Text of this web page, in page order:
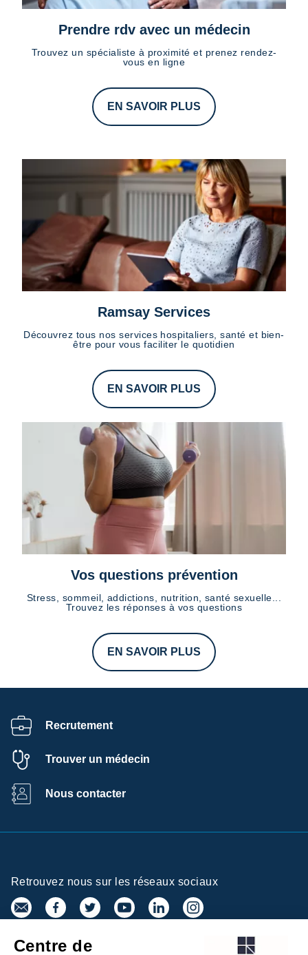
Prendre rdv avec un médecin
Trouvez un spécialiste à proximité et prenez rendez-
vous en ligne
EN SAVOIR PLUS
Ramsay Services
Découvrez tous nos services hospitaliers, santé et bien-
être pour vous faciliter le quotidien
EN SAVOIR PLUS
Vos questions prévention
Stress, sommeil, addictions, nutrition, santé sexuelle...
Trouvez les réponses à vos questions
EN SAVOIR PLUS
Recrutement
Trouver un médecin
Nous contacter
Retrouvez nous sur les réseaux sociaux
Centre de